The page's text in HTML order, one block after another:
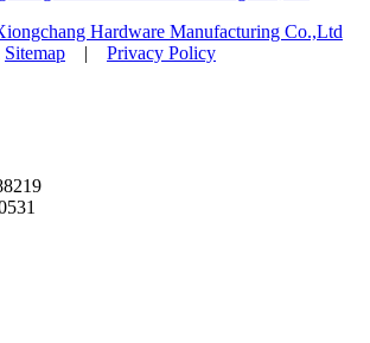
Hardware Manufacturing Co.,Ltd
Sitemap | Privacy Policy